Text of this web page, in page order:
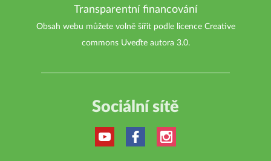
Transparentní financování
Obsah webu můžete volně šířit podle licence Creative
commons Uveďte autora 3.0.
Sociální sítě